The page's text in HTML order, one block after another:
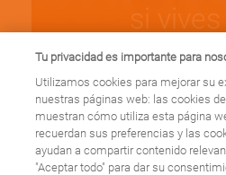
si
Policitemia
Leer
Tu privacidad es importante para
Utilizamos cookies para mejorar su
nuestras páginas web: las cookies
muestran cómo utiliza esta página
recuerdan sus preferencias y las
ayudan a compartir contenido
"Aceptar todo" para dar su